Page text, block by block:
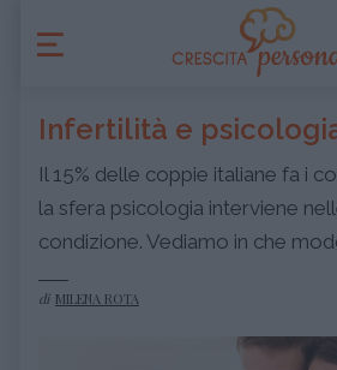
Infertilità e
Il 15% delle coppie italiane fa i
la sfera psicologia interviene
condizione. Vediamo in che
di MILENA ROTA